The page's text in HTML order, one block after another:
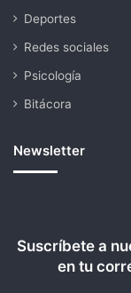
Deportes
Redes sociales
Psicología
Bitácora
Newsletter
Suscríbete a
en tu